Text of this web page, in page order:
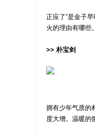
正应了“是金子
火的理由有哪些。
>> 朴宝剑
拥有少年气质的
度大增。温暖的